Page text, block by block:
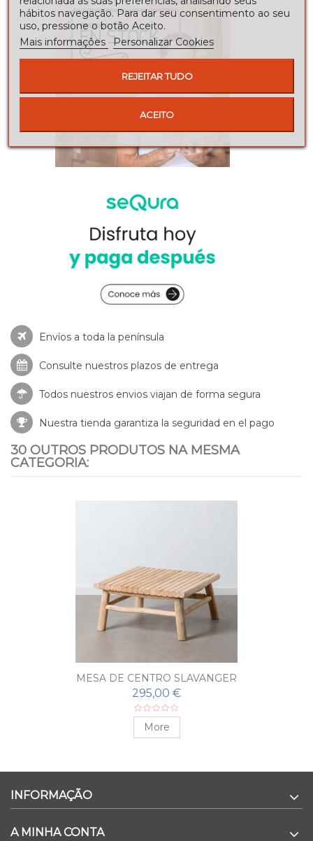
Envíos a toda la península
Consulte nuestros plazos de entrega
Todos nuestros envios viajan de forma segura
Nuestra tienda garantiza la seguridad en el pago
30 OUTROS PRODUTOS NA MESMA
CATEGORIA:
MESA DE CENTRO SLAVANGER
295,00 €
More
INFORMAÇÃO
A MINHA CONTA
hábitos navegação. Para dar seu consentimento ao seu
uso, pressione o botão Aceito.
Mais informações Personalizar Cookies
REJEITAR TUDO
ACEITO